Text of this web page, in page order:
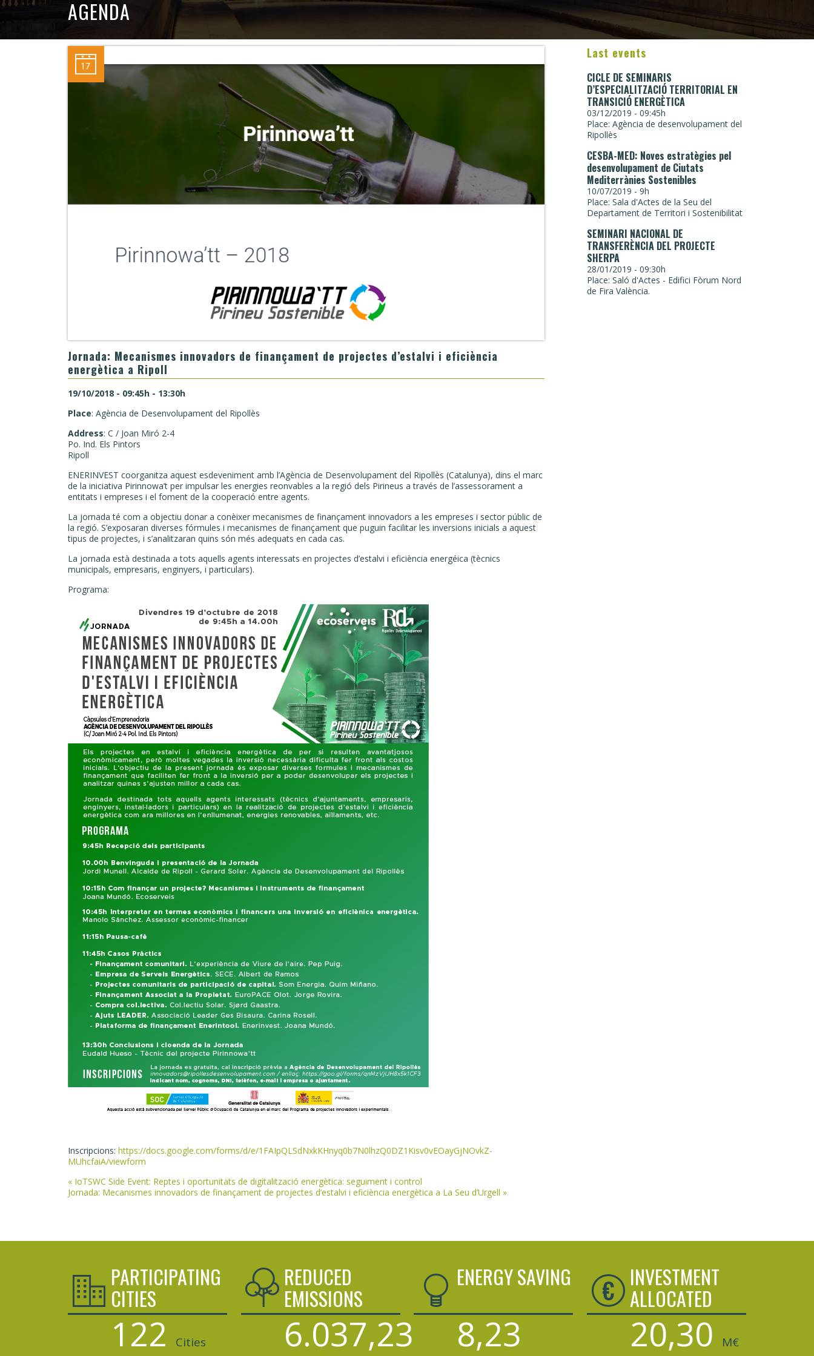
AGENDA
Jornada: Mecanismes innovadors de finançament de projectes d’estalvi i eficiència
energètica a Ripoll
19/10/2018 - 09:45h - 13:30h
Place: Agència de Desenvolupament del Ripollès
Address: C / Joan Miró 2-4
Po. Ind. Els Pintors
Ripoll
ENERINVEST coorganitza aquest esdeveniment amb l’Agència de Desenvolupament del Ripollès (Catalunya), dins el marc
de la iniciativa Pirinnowa’t per impulsar les energies reonvables a la regió dels Pirineus a través de l’assessorament a
entitats i empreses i el foment de la cooperació entre agents.
La jornada té com a objectiu donar a conèixer mecanismes de finançament innovadors a les empreses i sector públic de
la regió. S’exposaran diverses fórmules i mecanismes de finançament que puguin facilitar les inversions inicials a aquest
tipus de projectes, i s’analitzaran quins són més adequats en cada cas.
La jornada està destinada a tots aquells agents interessats en projectes d’estalvi i eficiència energéica (tècnics
municipals, empresaris, enginyers, i particulars).
Programa:
Inscripcions: https://docs.google.com/forms/d/e/1FAIpQLSdNxkKHnyq0b7N0lhzQ0DZ1Kisv0vEOayGjNOvkZ-
MUhcfaiA/viewform
Post
navigation
« IoTSWC Side Event: Reptes i oportunitats de digitalització energètica: seguiment i control
Jornada: Mecanismes innovadors de finançament de projectes d’estalvi i eficiència energètica a La Seu d’Urgell »
Last events
CICLE DE SEMINARIS
D’ESPECIALITZACIÓ TERRITORIAL EN
TRANSICIÓ ENERGÈTICA
03/12/2019 - 09:45h
Place: Agència de desenvolupament del
Ripollès
CESBA-MED: Noves estratègies pel
desenvolupament de Ciutats
Mediterrànies Sostenibles
10/07/2019 - 9h
Place: Sala d'Actes de la Seu del
Departament de Territori i Sostenibilitat
SEMINARI NACIONAL DE
TRANSFERÈNCIA DEL PROJECTE
SHERPA
28/01/2019 - 09:30h
Place: Saló d'Actes - Edifici Fòrum Nord
de Fira València.
PARTICIPATING
CITIES
122 Cities
REDUCED
EMISSIONS
6.037,23
ENERGY SAVING
8,23
INVESTMENT
ALLOCATED
20,30 M€